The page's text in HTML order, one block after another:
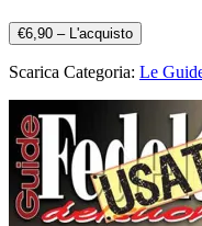
€6,90 – L'acquisto
Scarica Categoria: Le